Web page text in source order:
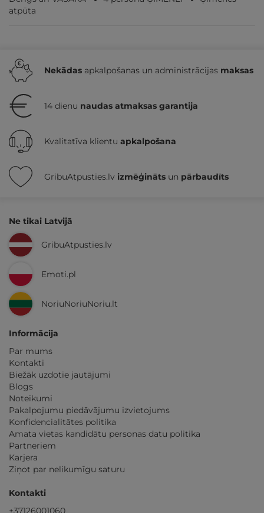
atpūta
Nekādas apkalpošanas un administrācijas maksas
14 dienu naudas atmaksas garantija
Kvalitatīva klientu apkalpošana
GribuAtpusties.lv izmēģināts un pārbaudīts
Ne tikai Latvijā
GribuAtpusties.lv
Emoti.pl
NoriuNoriuNoriu.lt
Informācija
Par mums
Kontakti
Biežāk uzdotie jautājumi
Blogs
Noteikumi
Pakalpojumu piedāvājumu izvietojums
Konfidencialitātes politika
Amata vietas kandidātu personas datu politika
Partneriem
Karjera
Ziņot par nelikumīgu saturu
Kontakti
+37126001060